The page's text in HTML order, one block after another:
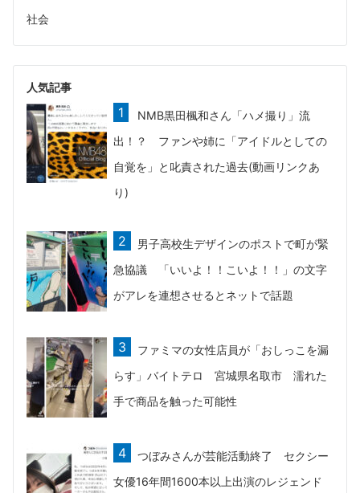
社会
人気記事
NMB黒田楓和さん「ハメ撮り」流
出！？ ファンや姉に「アイドルとしての
自覚を」と叱責された過去(動画リンクあ
り)
男子高校生デザインのポストで町が緊
急協議 「いいよ！！こいよ！！」の文字
がアレを連想させるとネットで話題
ファミマの女性店員が「おしっこを漏
らす」バイトテロ 宮城県名取市 濡れた
手で商品を触った可能性
つぼみさんが芸能活動終了 セクシー
女優16年間1600本以上出演のレジェンド